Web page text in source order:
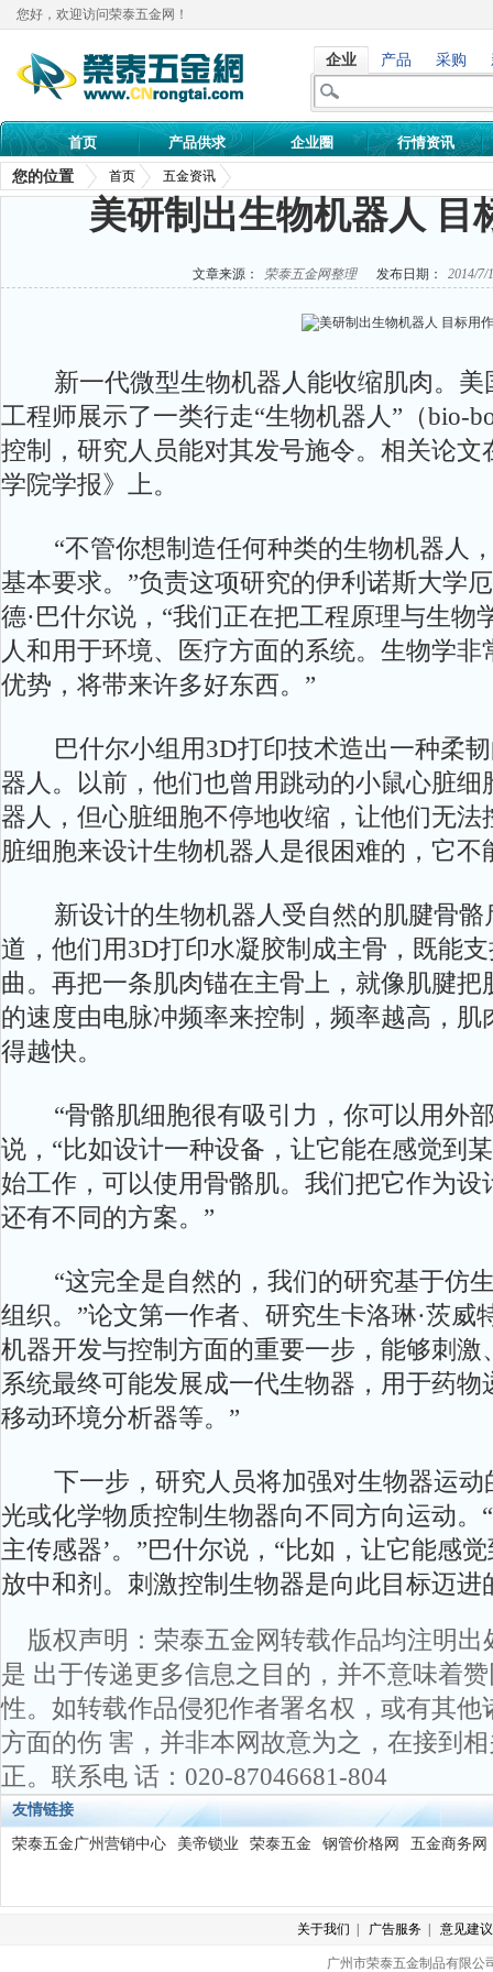
您好，欢迎访问荣泰五金网！
企业 产品 采购
首页 产品供求 企业圈 行情资讯
您的位置 首页 五金资讯
美研制出生物机器人 目
文章来源： 荣泰五金网整理 发布日期： 2014/7/
新一代微型生物机器人能收缩肌肉。美
工程师展示了一类行走“生物机器人”（bio-
控制，研究人员能对其发号施令。相关论
学院学报》上。
“不管你想制造任何种类的生物机器人
基本要求。”负责这项研究的伊利诺斯大学
德·巴什尔说，“我们正在把工程原理与生
人和用于环境、医疗方面的系统。生物学
优势，将带来许多好东西。”
巴什尔小组用3D打印技术造出一种柔韧
器人。以前，他们也曾用跳动的小鼠心脏
器人，但心脏细胞不停地收缩，让他们无
脏细胞来设计生物机器人是很困难的，它
新设计的生物机器人受自然的肌腱骨骼
道，他们用3D打印水凝胶制成主骨，既能
曲。再把一条肌肉锚在主骨上，就像肌腱
的速度由电脉冲频率来控制，频率越高，
得越快。
“骨骼肌细胞很有吸引力，你可以用外部
说，“比如设计一种设备，让它能在感觉到
始工作，可以使用骨骼肌。我们把它作为
还有不同的方案。”
“这完全是自然的，我们的研究基于仿
组织。”论文第一作者、研究生卡洛琳·茨威
机器开发与控制方面的重要一步，能够刺
系统最终可能发展成一代生物器，用于药物
移动环境分析器等。”
下一步，研究人员将加强对生物器运动
光或化学物质控制生物器向不同方向运动。
主传感器’。”巴什尔说，“比如，让它能感
放中和剂。刺激控制生物器是向此目标迈进
版权声明：荣泰五金网转载作品均注明
是 出于传递更多信息之目的，并不意味着
性。如转载作品侵犯作者署名权，或有其
方面的伤 害，并非本网故意为之，在接到
正。联系电 话：020-87046681-804
友情链接
荣泰五金广州营销中心 美帝锁业 荣泰五金 钢管价格网 五金商务网
关于我们 广告服务 意见建议
广州市荣泰五金制品有限